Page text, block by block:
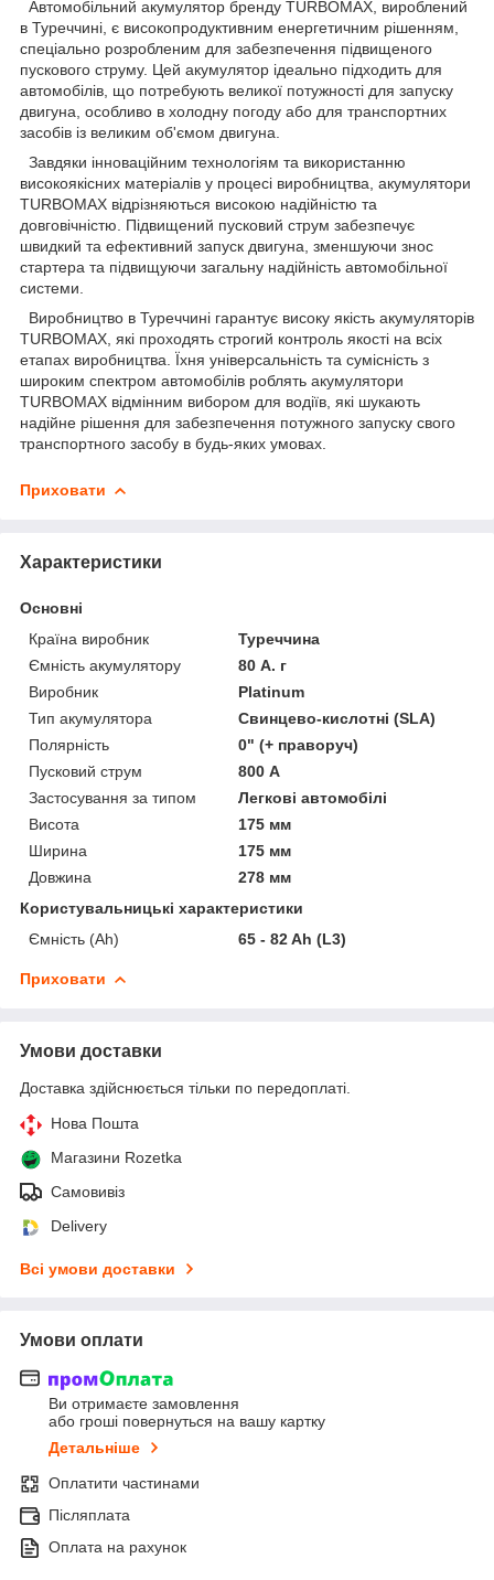
Автомобільний акумулятор бренду TURBOMAX, вироблений
в Туреччині, є високопродуктивним енергетичним рішенням,
спеціально розробленим для забезпечення підвищеного
пускового струму. Цей акумулятор ідеально підходить для
автомобілів, що потребують великої потужності для запуску
двигуна, особливо в холодну погоду або для транспортних
засобів із великим об'ємом двигуна.
Завдяки інноваційним технологіям та використанню
високоякісних матеріалів у процесі виробництва, акумулятори
TURBOMAX відрізняються високою надійністю та
довговічністю. Підвищений пусковий струм забезпечує
швидкий та ефективний запуск двигуна, зменшуючи знос
стартера та підвищуючи загальну надійність автомобільної
системи.
Виробництво в Туреччині гарантує високу якість акумуляторів
TURBOMAX, які проходять строгий контроль якості на всіх
етапах виробництва. Їхня універсальність та сумісність з
широким спектром автомобілів роблять акумулятори
TURBOMAX відмінним вибором для водіїв, які шукають
надійне рішення для забезпечення потужного запуску свого
транспортного засобу в будь-яких умовах.
Приховати
Характеристики
Основні
Країна виробник
Туреччина
Ємність акумулятору
80 А. г
Виробник
Platinum
Тип акумулятора
Свинцево-кислотні (SLA)
Полярність
0" (+ праворуч)
Пусковий струм
800 А
Застосування за типом
Легкові автомобілі
Висота
175 мм
Ширина
175 мм
Довжина
278 мм
Користувальницькі характеристики
Ємність (Ah)
65 - 82 Ah (L3)
Приховати
Умови доставки
Доставка здійснюється тільки по передоплаті.
Нова Пошта
Магазини Rozetka
Самовивіз
Delivery
Всі умови доставки
Умови оплати
Ви отримаєте замовлення
або гроші повернуться на вашу картку
Детальніше
Оплатити частинами
Післяплата
Оплата на рахунок